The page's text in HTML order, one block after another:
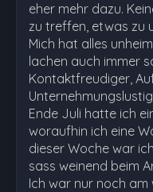
eher mehr dazu.
zu treffen, etwas zu
Mich hat alles
lachen auch immer
Kontaktfreudiger,
Ende Juli hatte ich
woraufhin ich eine
dieser Woche war
sass weinend beim
Ich war nur noch am